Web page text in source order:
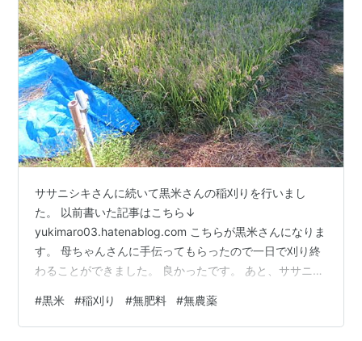
ササニシキさんに続いて黒米さんの稲刈りを行いまし
た。 以前書いた記事はこちら↓
yukimaro03.hatenablog.com こちらが黒米さんになりま
す。 母ちゃんさんに手伝ってもらったので一日で刈り終
わることができました。 良かったです。 あと、ササニシ
竹さんを切って、太陽の光が良く当たる様にしたいと思
います。 あと一か所刈る所があるので、頑張りたいと思
#黒米 #稲刈り #無肥料 #無農薬